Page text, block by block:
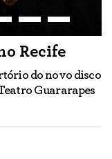
Recife
do novo disco
Guararapes